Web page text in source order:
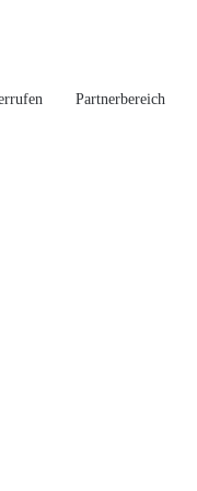
Partnerbereich